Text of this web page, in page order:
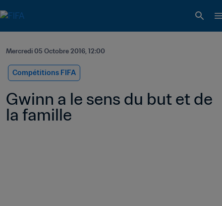
Mercredi 05 Octobre 2016, 12:00
Compétitions FIFA
Gwinn a le sens du but et de
la famille